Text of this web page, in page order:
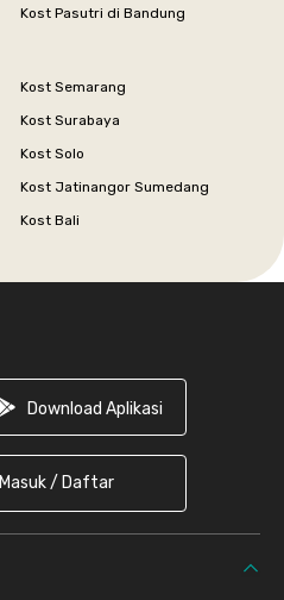
Kost Pasutri di Bandung
Kost Semarang
Kost Surabaya
Kost Solo
Kost Jatinangor Sumedang
Kost Bali
Download Aplikasi
Masuk / Daftar